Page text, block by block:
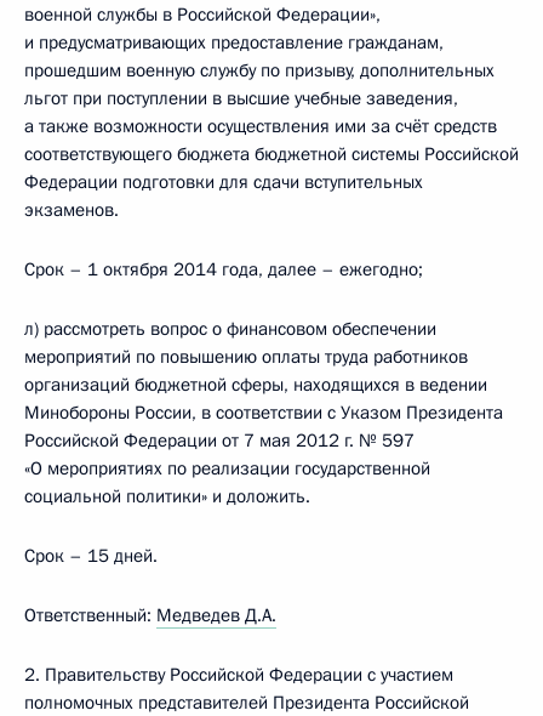
военной службы в Российской Федерации»,
и предусматривающих предоставление гражданам,
прошедшим военную службу по призыву, дополнительных
льгот при поступлении в высшие учебные заведения,
а также возможности осуществления ими за счёт средств
соответствующего бюджета бюджетной системы Российской
Федерации подготовки для сдачи вступительных
экзаменов.
Срок – 1 октября 2014 года, далее – ежегодно;
л) рассмотреть вопрос о финансовом обеспечении
мероприятий по повышению оплаты труда работников
организаций бюджетной сферы, находящихся в ведении
Минобороны России, в соответствии с Указом Президента
Российской Федерации от 7 мая 2012 г. № 597
«О мероприятиях по реализации государственной
социальной политики» и доложить.
Срок – 15 дней.
Ответственный: Медведев Д.А.
2. Правительству Российской Федерации с участием
полномочных представителей Президента Российской